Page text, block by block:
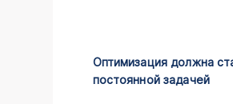
Оптимизация должна
постоянной задачей